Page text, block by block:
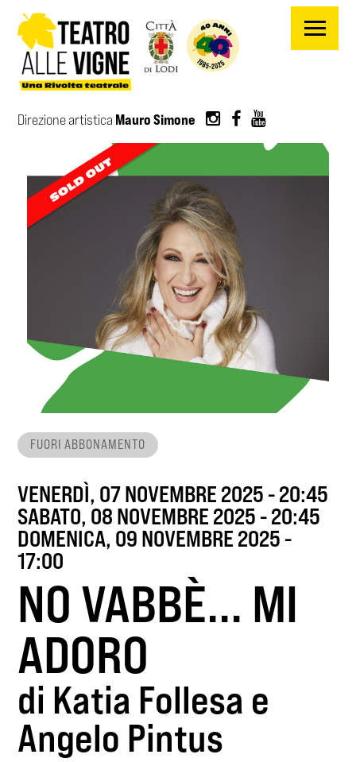
Salta al contenuto principale
Direzione artistica Mauro Simone
FUORI ABBONAMENTO
VENERDÌ, 07 NOVEMBRE 2025 - 20:45
SABATO, 08 NOVEMBRE 2025 - 20:45
DOMENICA, 09 NOVEMBRE 2025 -
17:00
NO VABBÈ... MI
ADORO
di Katia Follesa e
Angelo Pintus